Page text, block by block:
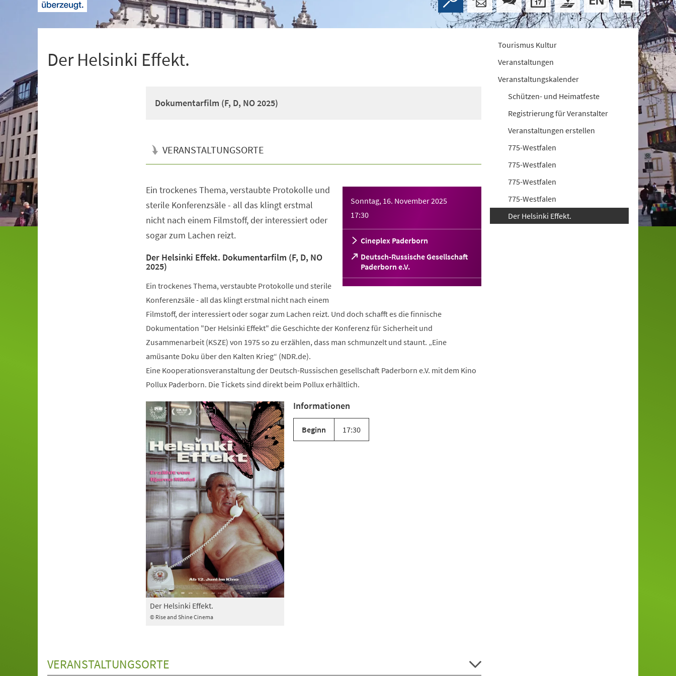
Der Helsinki Effekt.
Dokumentarfilm (F, D, NO 2025)
VERANSTALTUNGSORTE
Sonntag, 16. November 2025
17:30
Cineplex Paderborn
Deutsch-Russische Gesellschaft
Paderborn e.V.
(Öffnet
in
einem
Ein trockenes Thema, verstaubte Protokolle und
sterile Konferenzsäle - all das klingt erstmal
nicht nach einem Filmstoff, der interessiert oder
sogar zum Lachen reizt.
Der Helsinki Effekt. Dokumentarfilm (F, D, NO
2025)
Ein trockenes Thema, verstaubte Protokolle und sterile
Konferenzsäle - all das klingt erstmal nicht nach einem
Filmstoff, der interessiert oder sogar zum Lachen reizt. Und doch schafft es die finnische
Dokumentation "Der Helsinki Effekt" die Geschichte der Konferenz für Sicherheit und
Zusammenarbeit (KSZE) von 1975 so zu erzählen, dass man schmunzelt und staunt. „Eine
amüsante Doku über den Kalten Krieg“ (NDR.de).
Eine Kooperationsveranstaltung der Deutsch-Russischen gesellschaft Paderborn e.V. mit dem Kino
Pollux Paderborn. Die Tickets sind direkt beim Pollux erhältlich.
© Rise and Shine Cinema
Der Helsinki Effekt.
Informationen
Beginn 17:30
VERANSTALTUNGSORTE
Tourismus Kultur
Veranstaltungen
Veranstaltungskalender
Schützen- und Heimatfeste
Registrierung für Veranstalter
Veranstaltungen erstellen
775-Westfalen
775-Westfalen
775-Westfalen
775-Westfalen
Der Helsinki Effekt.